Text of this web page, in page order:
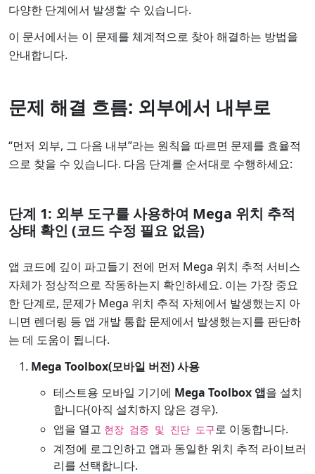
다양한 단계에서 발생할 수 있습니다.
이 문서에서는 이 문제를 체계적으로 찾아 해결하는 방법을
안내합니다.
문제 해결 흐름: 외부에서 내부로
“먼저 외부, 그 다음 내부”라는 원칙을 따르면 문제를 효율적
으로 찾을 수 있습니다. 다음 단계를 순서대로 수행하세요:
단계 1: 외부 도구를 사용하여 Mega 위치 추적
상태 확인 (코드 수정 필요 없음)
앱 코드에 깊이 파고들기 전에 먼저 Mega 위치 추적 서비스
자체가 정상적으로 작동하는지 확인하세요. 이는 가장 중요
한 단계로, 문제가 Mega 위치 추적 자체에서 발생했는지 아
니면 렌더링 등 앱 개발 통합 문제에서 발생했는지를 판단하
는 데 도움이 됩니다.
Mega Toolbox(모바일 버전) 사용
테스트용 모바일 기기에 Mega Toolbox 앱을 설치
합니다(아직 설치하지 않은 경우).
앱을 열고 현장 검증 및 진단 도구로 이동합니다.
계정에 로그인하고 앱과 동일한 위치 추적 라이브러
리를 선택합니다.